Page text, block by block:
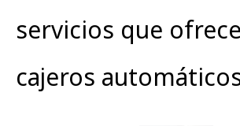
servicios que
cajeros